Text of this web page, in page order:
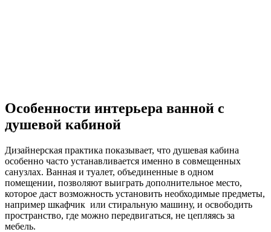
Особенности интерьера ванной с
душевой кабиной
Дизайнерская практика показывает, что душевая кабина
особенно часто устанавливается именно в совмещенных
санузлах. Ванная и туалет, объединенные в одном
помещении, позволяют выиграть дополнительное место,
которое даст возможность установить необходимые предметы,
например шкафчик или стиральную машину, и освободить
пространство, где можно передвигаться, не цепляясь за
мебель.